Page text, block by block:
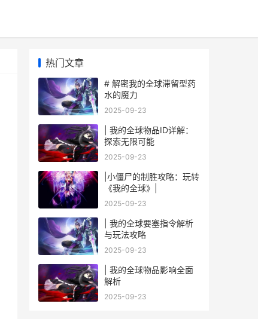
热门文章
# 解密我的全球滞留型药
水的魔力
2025-09-23
| 我的全球物品ID详解：
探索无限可能
2025-09-23
|小僵尸的制胜攻略：玩转
《我的全球》|
2025-09-23
| 我的全球要塞指令解析
与玩法攻略
2025-09-23
| 我的全球物品影响全面
解析
2025-09-23